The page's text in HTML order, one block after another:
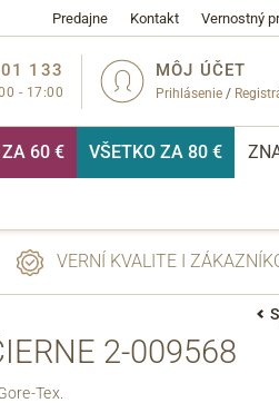
Predajne Kontakt Vernostný
MÔJ ÚČET
Prihlásenie /
133
- 17:00
ZA 60 € VŠETKO ZA 80 €
VERNÍ KVALITE I
2-009568
Tex.